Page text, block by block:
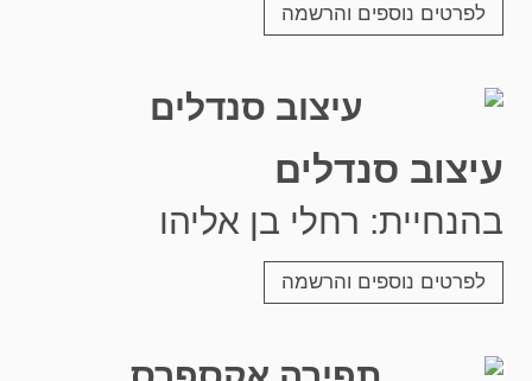
לפרטים נוספים והרשמה
עיצוב סנדלים
בהנחיית: רחלי בן אליהו
לפרטים נוספים והרשמה